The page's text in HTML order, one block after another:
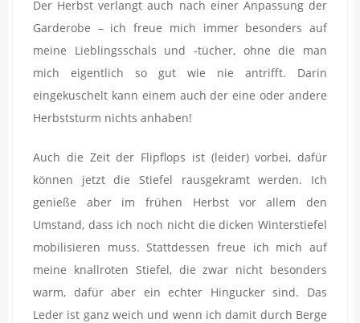
Der Herbst verlangt auch nach einer Anpassung der
Garderobe – ich freue mich immer besonders auf
meine Lieblingsschals und -tücher, ohne die man
mich eigentlich so gut wie nie antrifft. Darin
eingekuschelt kann einem auch der eine oder andere
Herbststurm nichts anhaben!
Auch die Zeit der Flipflops ist (leider) vorbei, dafür
können jetzt die Stiefel rausgekramt werden. Ich
genieße aber im frühen Herbst vor allem den
Umstand, dass ich noch nicht die dicken Winterstiefel
mobilisieren muss. Stattdessen freue ich mich auf
meine knallroten Stiefel, die zwar nicht besonders
warm, dafür aber ein echter Hingucker sind. Das
Leder ist ganz weich und wenn ich damit durch Berge